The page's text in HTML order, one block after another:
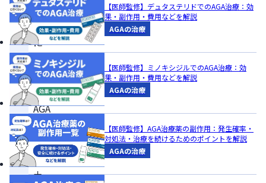
維
持
に
役
立
ち、
AGA
治
療
の
土
【医師監修】デュタステリドでのAGA治療：効
果・副作用・費用などを解説
AGAの治療
【医師監修】ミノキシジルでのAGA治療：効
果・副作用・費用などを解説
AGAの治療
【医師監修】AGA治療薬の副作用：発生確率・
対処法・治療を続けるためのポイントを解説
AGAの治療